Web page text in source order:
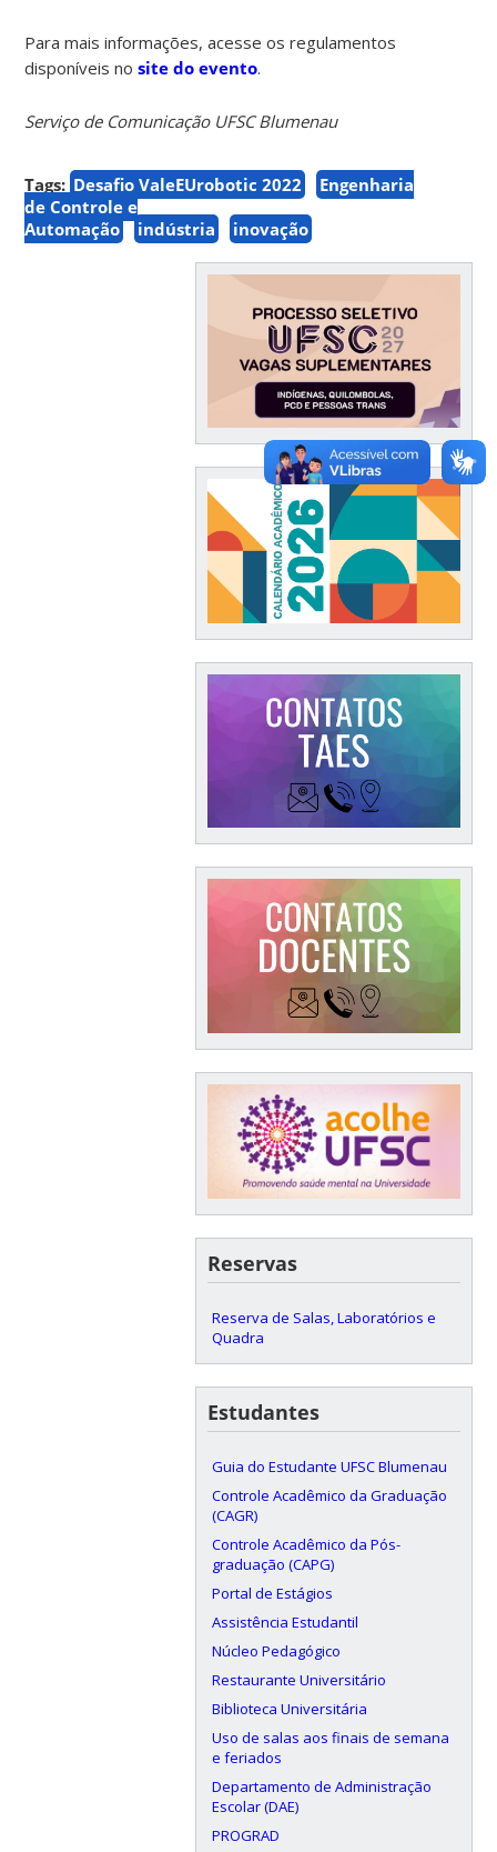
Para mais informações, acesse os regulamentos
disponíveis nosite do evento.
Serviço de Comunicação UFSC Blumenau
Tags: Desafio ValeEUrobotic 2022
Engenharia
de Controle e
Automação
indústria inovação
Reservas
Reserva de Salas, Laboratórios e
Quadra
Estudantes
Guia do Estudante UFSC Blumenau
Controle Acadêmico da Graduação
(CAGR)
Controle Acadêmico da Pós-
graduação (CAPG)
Portal de Estágios
Assistência Estudantil
Núcleo Pedagógico
Restaurante Universitário
Biblioteca Universitária
Uso de salas aos finais de semana
e feriados
Departamento de Administração
Escolar (DAE)
PROGRAD